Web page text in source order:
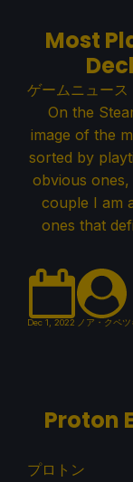
Most
ゲームニュース
On the
image of the
sorted by
obvious
couple I am
ones that
Dec 1, 2022 ノア・クペツ
Proton
プロトン